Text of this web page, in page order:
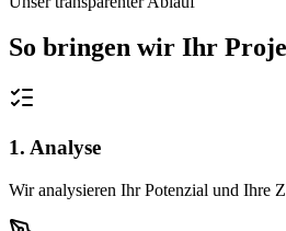
So bringen wir Ihr
1. Analyse
Wir analysieren Ihr Potenzial und Ihre